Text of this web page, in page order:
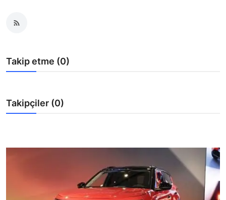
İŞ BİRLİĞİ
BİLGİ
Takip etme (0)
Takipçiler (0)